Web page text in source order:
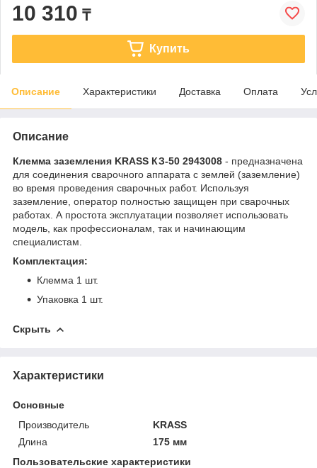
10 310 ₸
Купить
Описание Характеристики Доставка Оплата
Описание
Клемма заземления KRASS КЗ-50 2943008 - предназначена
для соединения сварочного аппарата с землей (заземление)
во время проведения сварочных работ. Используя
заземление, оператор полностью защищен при сварочных
работах. А простота эксплуатации позволяет использовать
модель, как профессионалам, так и начинающим
специалистам.
Комплектация:
Клемма 1 шт.
Упаковка 1 шт.
Скрыть
Характеристики
Основные
Производитель
KRASS
Длина
175 мм
Пользовательские характеристики